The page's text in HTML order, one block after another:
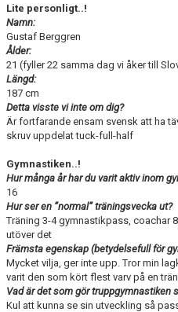
Lite personligt..!
Namn:
Gustaf Berggren
Ålder:
21 (fyller 22 samma dag vi åker till
Längd:
187 cm
Detta visste vi inte om dig?
Är fortfarande ensam svensk att ha
skruv uppdelat tuck-full-half
Gymnastiken..!
Hur många år har du varit aktiv inom
16
Hur ser en ”normal” träningsvecka ut?
Träning 3-4 gymnastikpass, coachar
utöver det
Främsta egenskap (betydelsefull för
Mycket vilja, ger inte upp. Tror min
varit den som kört flest varv på en
Vad är det som gör truppgymnastiken
Kul att kunna se sin utveckling så